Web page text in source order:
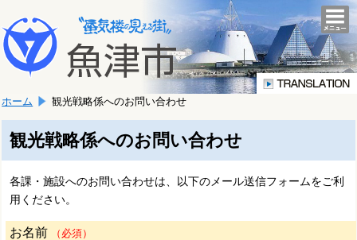
文
へ
移
ま
す。
こ
か
文
で
す。
ホーム 観光戦略係へのお問い合わせ
観光戦略係へのお問い合わせ
各課・施設へのお問い合わせは、以下のメール送信フォームをご利
用ください。
お名前 （必須）